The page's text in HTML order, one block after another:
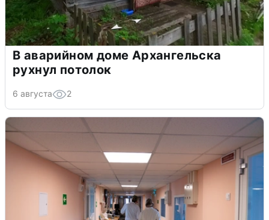
В аварийном доме Архангельска
рухнул потолок
6 августа 2